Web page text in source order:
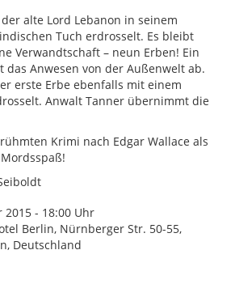
alte Lord Lebanon in seinem
Tuch erdrosselt. Es bleibt
Verwandtschaft – neun Erben! Ein
das Anwesen von der Außenwelt ab.
erste Erbe ebenfalls mit einem
Anwalt Tanner übernimmt die
Krimi nach Edgar Wallace als
2015 - 18:00 Uhr
Berlin, Nürnberger Str. 50-55,
Deutschland